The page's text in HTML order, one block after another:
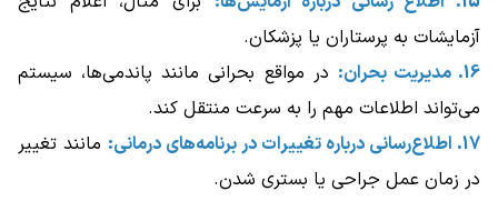
آزمایشات به پرستاران یا پزشکان.
16. مدیریت بحران:
در مواقع بحرانی مانند پاندمی‌ها، سیستم
می‌تواند اطلاعات مهم را به سرعت منتقل کند.
17. اطلاع‌رسانی درباره تغییرات در برنامه‌های درمانی:
مانند تغییر
در زمان عمل جراحی یا بستری شدن.